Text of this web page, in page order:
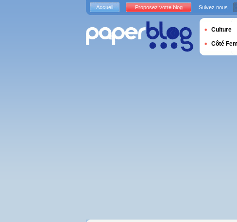
Accueil Proposez votre blog Suivez nous
Culture
Côté